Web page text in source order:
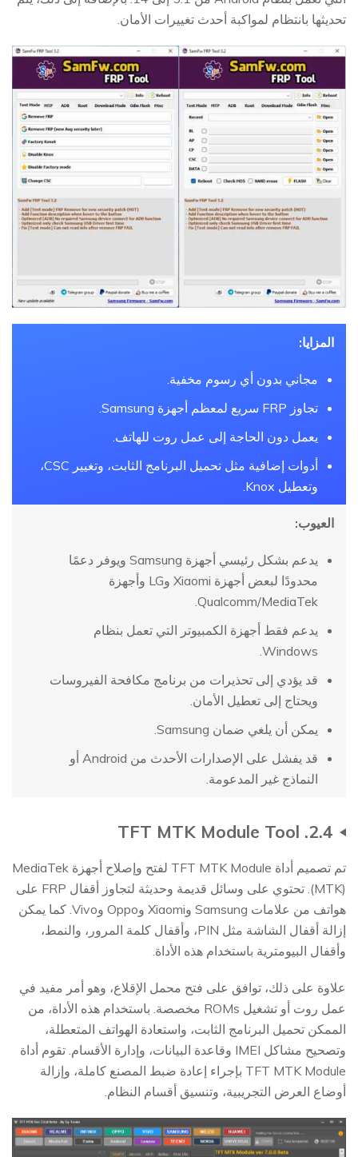
تحديثها بانتظام لمواكبة أحدث تغييرات الأمان.
المزايا:
مجاني بدون أي رسوم مخفية.
تجاوز FRP سريع لمعظم أجهزة Samsung.
يعمل دون الحاجة إلى عمل روت للهاتف.
أدوات إضافية مثل تحميل البرنامج الثابت، وتغيير CSC،
وتعطيل Knox.
العيوب:
يدعم بشكل رئيسي أجهزة Samsung ويوفر دعمًا
محدودًا لبعض أجهزة Xiaomi وLG وأجهزة
Qualcomm/MediaTek.
يدعم فقط أجهزة الكمبيوتر التي تعمل بنظام
Windows.
قد يؤدي إلى تحذيرات من برنامج مكافحة الفيروسات
ويحتاج إلى تعطيل الأمان.
يمكن أن يلغي ضمان Samsung.
قد يفشل على الإصدارات الأحدث من Android أو
النماذج غير المدعومة.
2.4. TFT MTK Module Tool
تم تصميم أداة TFT MTK Module لفتح وإصلاح أجهزة MediaTek
(MTK). تحتوي على وسائل قديمة وحديثة لتجاوز أقفال FRP على
هواتف من علامات Samsung وXiaomi وOppo وVivo. كما يمكن
إزالة أقفال الشاشة مثل PIN، وأقفال كلمة المرور، والنمط،
وأقفال البيومترية باستخدام هذه الأداة.
علاوة على ذلك، توافق على فتح محمل الإقلاع، وهو أمر مفيد في
عمل روت أو تشغيل ROMs مخصصة. باستخدام هذه الأداة، من
الممكن تحميل البرنامج الثابت، واستعادة الهواتف المتعطلة،
وتصحيح مشاكل IMEI وقاعدة البيانات، وإدارة الأقسام. تقوم أداة
TFT MTK Module بإجراء إعادة ضبط المصنع كاملة، وإزالة
أوضاع العرض التجريبية، وتنسيق أقسام النظام.